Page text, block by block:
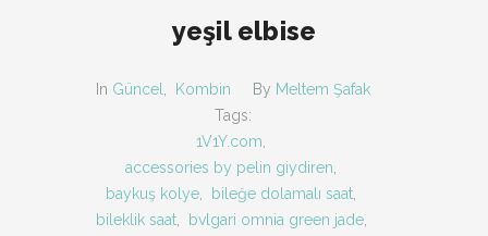
yeşil elbise
In Güncel Kombin By Meltem Şafak
Tags:
1V1Y.com
accessories by pelin giydiren
baykuş kolye
bileğe dolamalı saat
bileklik saat, bvlgari omnia green jade,